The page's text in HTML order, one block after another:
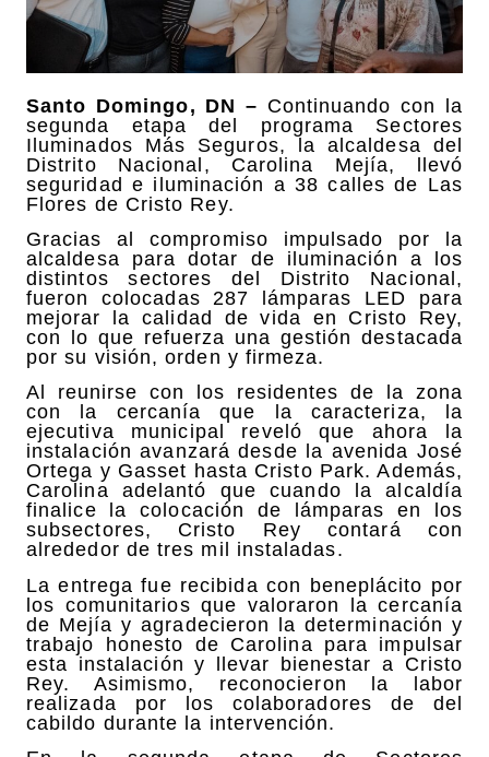
Santo Domingo, DN – Continuando con la
segunda etapa del programa Sectores
Iluminados Más Seguros, la alcaldesa del
Distrito Nacional, Carolina Mejía, llevó
seguridad e iluminación a 38 calles de Las
Flores de Cristo Rey.
Gracias al compromiso impulsado por la
alcaldesa para dotar de iluminación a los
distintos sectores del Distrito Nacional,
fueron colocadas 287 lámparas LED para
mejorar la calidad de vida en Cristo Rey,
con lo que refuerza una gestión destacada
por su visión, orden y firmeza.
Al reunirse con los residentes de la zona
con la cercanía que la caracteriza, la
ejecutiva municipal reveló que ahora la
instalación avanzará desde la avenida José
Ortega y Gasset hasta Cristo Park. Además,
Carolina adelantó que cuando la alcaldía
finalice la colocación de lámparas en los
subsectores, Cristo Rey contará con
alrededor de tres mil instaladas.
La entrega fue recibida con beneplácito por
los comunitarios que valoraron la cercanía
de Mejía y agradecieron la determinación y
trabajo honesto de Carolina para impulsar
esta instalación y llevar bienestar a Cristo
Rey. Asimismo, reconocieron la labor
realizada por los colaboradores de del
cabildo durante la intervención.